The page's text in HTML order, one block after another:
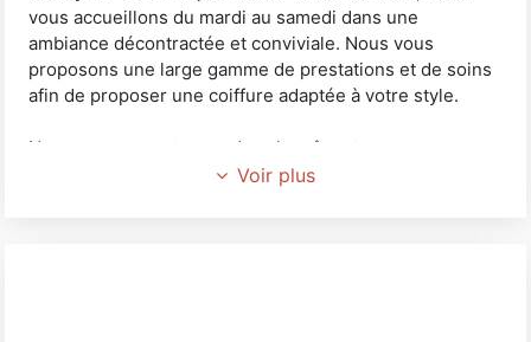
vous accueillons du mardi au samedi dans une
ambiance décontractée et conviviale. Nous vous
proposons une large gamme de prestations et de soins
afin de proposer une coiffure adaptée à votre style.
Nous vous apporterons dans le même temps un
moment de détente et de bien-être. De la simple coupe
Voir plus